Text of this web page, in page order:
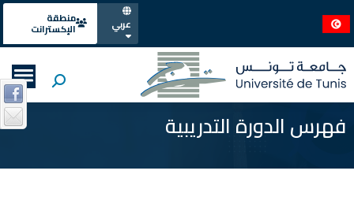
عربي
منطقة
الإكسترانت
فهرس الدورة التدريبية